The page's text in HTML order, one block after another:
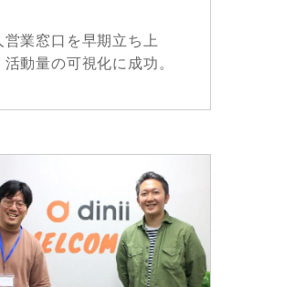
営業窓口を早期立ち上
活動量の可視化に成功。